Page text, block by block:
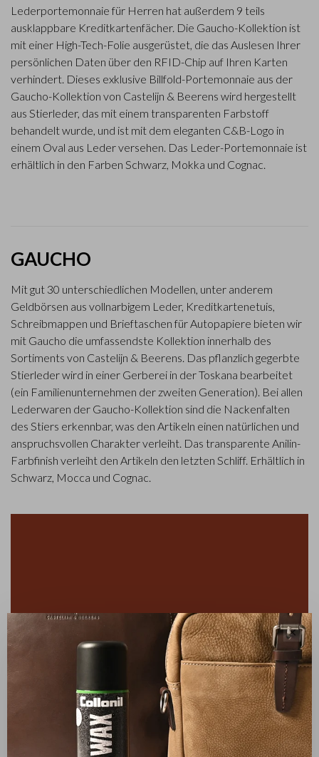
Lederportemonnaie für Herren hat außerdem 9 teils
ausklappbare Kreditkartenfächer. Die Gaucho-Kollektion ist
mit einer High-Tech-Folie ausgerüstet, die das Auslesen Ihrer
persönlichen Daten über den RFID-Chip auf Ihren Karten
verhindert. Dieses exklusive Billfold-Portemonnaie aus der
Gaucho-Kollektion von Castelijn & Beerens wird hergestellt
aus Stierleder, das mit einem transparenten Farbstoff
behandelt wurde, und ist mit dem eleganten C&B-Logo in
einem Oval aus Leder versehen. Das Leder-Portemonnaie ist
erhältlich in den Farben Schwarz, Mokka und Cognac.
GAUCHO
Mit gut 30 unterschiedlichen Modellen, unter anderem
Geldbörsen aus vollnarbigem Leder, Kreditkartenetuis,
Schreibmappen und Brieftaschen für Autopapiere bieten wir
mit Gaucho die umfassendste Kollektion innerhalb des
Sortiments von Castelijn & Beerens. Das pflanzlich gegerbte
Stierleder wird in einer Gerberei in der Toskana bearbeitet
(ein Familienunternehmen der zweiten Generation). Bei allen
Lederwaren der Gaucho-Kollektion sind die Nackenfalten
des Stiers erkennbar, was den Artikeln einen natürlichen und
anspruchsvollen Charakter verleiht. Das transparente Anilin-
Farbfinish verleiht den Artikeln den letzten Schliff. Erhältlich in
Schwarz, Mocca und Cognac.
✕